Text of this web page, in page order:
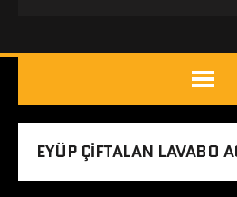
EYÜP ÇIFTALAN LAVABO